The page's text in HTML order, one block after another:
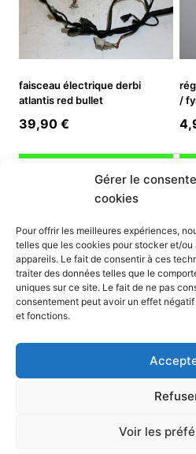
Gérer le
cookies
Pour offrir les meilleures expériences,
telles que les cookies pour stocker et/
appareils. Le fait de consentir à ces
traiter des données telles que le
uniques sur ce site. Le fait de ne pas
consentement peut avoir un effet
et fonctions.
Voir les
faisceau électrique derbi
atlantis red bullet
39,90 €
Ajouter au panier
/
Mon compte
Nous contacter
Mode paiement
Nos services
Politique de confidentialité
Politique de cookies (UE)